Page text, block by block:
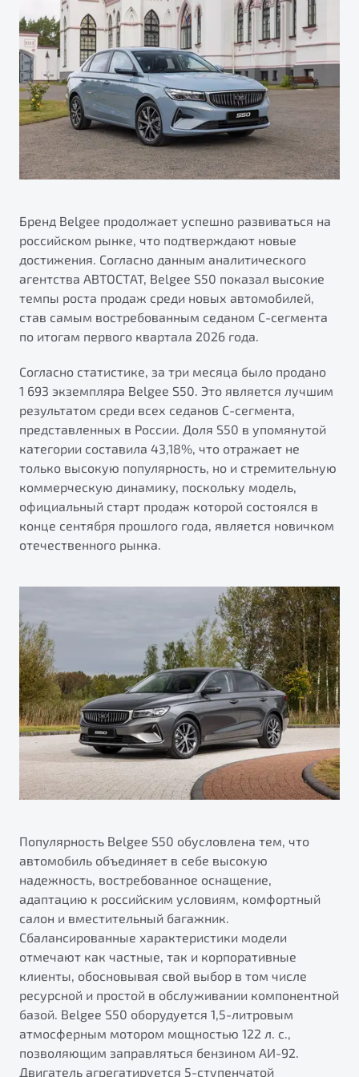
Яркий кроссовер
от 2 219 990 ₽*
Обзор В наличии
S50
Элегантный и практичный седан
от 1 699 990 ₽*
Обзор В наличии
X70
Универсальный кроссовер
от 2 499 990 ₽*
Обзор В наличии
Автокредит
Трейд-ин
Страхование
Расчет КАСКО
Узнайте о специальных выгодах при покупке
Подробно
Автомобили в наличии
Тест-драйв
Автокредит
Спецпредложения
ПОДДЕРЖКА
Гарантия Belgee
Belgee Линк
Belgee Клуб
Belgee Плюс
Реферальная программа
Помощь на дорогах
Будьте еще более уверены на дорогах с программой
"Помощь на дорогах"
Преимущества программы
Запись на сервис
Клиентская поддержка
О дилерском центре
Правовая информация
Бренд Belgee продолжает успешно развиваться на
российском рынке, что подтверждают новые
достижения. Согласно данным аналитического
агентства АВТОСТАТ, Belgee S50 показал высокие
темпы роста продаж среди новых автомобилей,
став самым востребованным седаном С-сегмента
по итогам первого квартала 2026 года.
Согласно статистике, за три месяца было продано
1 693 экземпляра Belgee S50. Это является лучшим
результатом среди всех седанов С-сегмента,
представленных в России. Доля S50 в упомянутой
категории составила 43,18%, что отражает не
только высокую популярность, но и стремительную
коммерческую динамику, поскольку модель,
официальный старт продаж которой состоялся в
конце сентября прошлого года, является новичком
отечественного рынка.
Популярность Belgee S50 обусловлена тем, что
автомобиль объединяет в себе высокую
надежность, востребованное оснащение,
адаптацию к российским условиям, комфортный
салон и вместительный багажник.
Сбалансированные характеристики модели
отмечают как частные, так и корпоративные
клиенты, обосновывая свой выбор в том числе
ресурсной и простой в обслуживании компонентной
базой. Belgee S50 оборудуется 1,5-литровым
атмосферным мотором мощностью 122 л. с.,
позволяющим заправляться бензином АИ-92.
Двигатель агрегатируется 5-ступенчатой